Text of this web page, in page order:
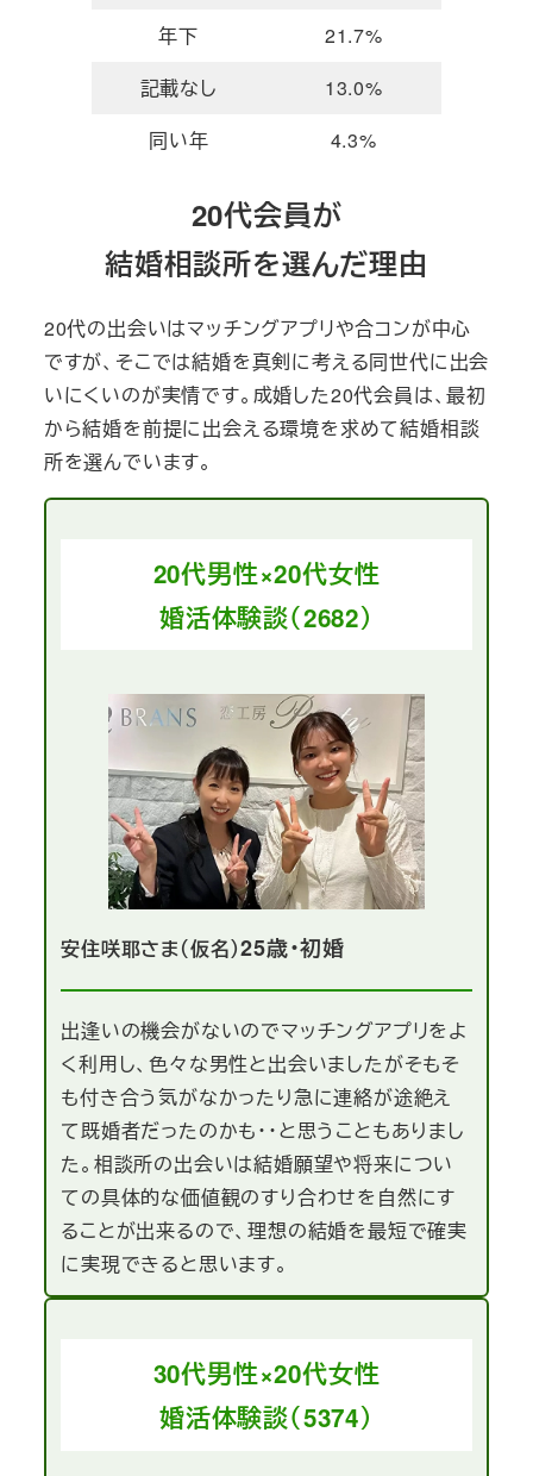
年下
21.7%
記載なし
13.0%
同い年
4.3%
20代会員が
結婚相談所を選んだ理由
20代の出会いはマッチングアプリや合コンが中心
ですが、そこでは結婚を真剣に考える同世代に出会
いにくいのが実情です。成婚した20代会員は、最初
から結婚を前提に出会える環境を求めて結婚相談
所を選んでいます。
20代男性×20代女性
婚活体験談（2682）
安住咲耶さま（仮名）25歳・初婚
出逢いの機会がないのでマッチングアプリをよ
く利用し、色々な男性と出会いましたがそもそ
も付き合う気がなかったり急に連絡が途絶え
て既婚者だったのかも・・と思うこともありまし
た。相談所の出会いは結婚願望や将来につい
ての具体的な価値観のすり合わせを自然にす
ることが出来るので、理想の結婚を最短で確実
に実現できると思います。
30代男性×20代女性
婚活体験談（5374）